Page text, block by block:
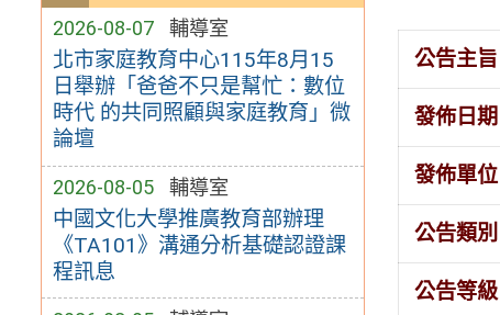
2026-08-07 輔導室
北市家庭教育中心115年8月15
日舉辦「爸爸不只是幫忙：數位
時代 的共同照顧與家庭教育」微
論壇
2026-08-05 輔導室
中國文化大學推廣教育部辦理
《TA101》溝通分析基礎認證課
程訊息
公告主旨
發佈日期
發佈單位
公告類別
公告等級